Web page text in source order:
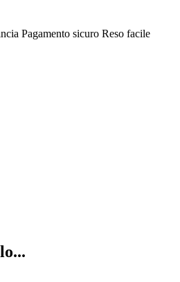
Pagamento sicuro Reso facile